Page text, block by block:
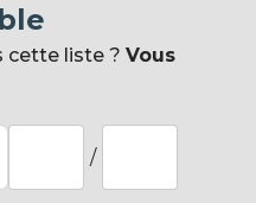
cette liste ? Vous
/